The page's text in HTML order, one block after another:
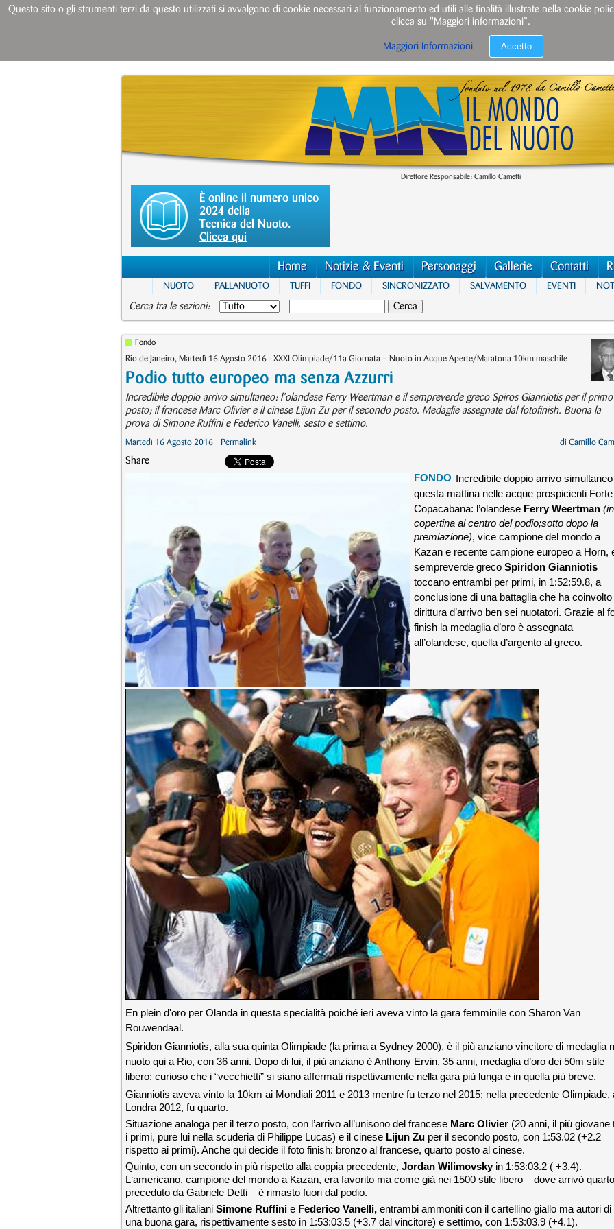
Direttore Responsabile: Camillo Cametti
È online il numero unico
2024 della
Tecnica del Nuoto.
Clicca qui
Home Notizie & Eventi Personaggi Gallerie Contatti
NUOTO PALLANUOTO TUFFI FONDO SINCRONIZZATO SALVAMENTO EVENTI
Cerca tra le sezioni:
Fondo
Rio de Janeiro, Martedì 16 Agosto 2016 - XXXI Olimpiade/11a Giornata – Nuoto in Acque Aperte/Maratona 10km maschile
Podio tutto europeo ma senza Azzurri
Incredibile doppio arrivo simultaneo: l’olandese Ferry Weertman e il sempreverde greco Spiros Gianniotis per il primo
posto; il francese Marc Olivier e il cinese Lijun Zu per il secondo posto. Medaglie assegnate dal fotofinish. Buona la
prova di Simone Ruffini e Federico Vanelli, sesto e settimo.
Martedì 16 Agosto 2016 Permalink di Camillo
Share
FONDO Incredibile doppio arrivo simultaneo
questa mattina nelle acque prospicienti Forte
Copacabana: l’olandese Ferry Weertman (in
copertina al centro del podio;sotto dopo la
premiazione), vice campione del mondo a
Kazan e recente campione europeo a Horn,
sempreverde greco Spiridon Gianniotis
toccano entrambi per primi, in 1:52:59.8, a
conclusione di una battaglia che ha coinvolto
dirittura d’arrivo ben sei nuotatori. Grazie al
finish la medaglia d’oro è assegnata
all’olandese, quella d’argento al greco.
En plein d'oro per Olanda in questa specialità poiché ieri aveva vinto la gara femminile con Sharon Van
Rouwendaal.
Spiridon Gianniotis, alla sua quinta Olimpiade (la prima a Sydney 2000), è il più anziano vincitore di medaglia
nuoto qui a Rio, con 36 anni. Dopo di lui, il più anziano è Anthony Ervin, 35 anni, medaglia d’oro dei 50m stile
libero: curioso che i “vecchietti” si siano affermati rispettivamente nella gara più lunga e in quella più breve.
Gianniotis aveva vinto la 10km ai Mondiali 2011 e 2013 mentre fu terzo nel 2015; nella precedente Olimpiade,
Londra 2012, fu quarto.
Situazione analoga per il terzo posto, con l’arrivo all’unisono del francese Marc Olivier (20 anni, il più giovane
i primi, pure lui nella scuderia di Philippe Lucas) e il cinese Lijun Zu per il secondo posto, con 1:53.02 (+2.2
rispetto ai primi). Anche qui decide il foto finish: bronzo al francese, quarto posto al cinese.
Quinto, con un secondo in più rispetto alla coppia precedente, Jordan Wilimovsky in 1:53:03.2 ( +3.4).
L‘americano, campione del mondo a Kazan, era favorito ma come già nei 1500 stile libero – dove arrivò quarto
preceduto da Gabriele Detti – è rimasto fuori dal podio.
Altrettanto gli italiani Simone Ruffini e Federico Vanelli, entrambi ammoniti con il cartellino giallo ma autori di
una buona gara, rispettivamente sesto in 1:53:03.5 (+3.7 dal vincitore) e settimo, con 1:53:03.9 (+4.1).
Questo sito o gli strumenti terzi da questo utilizzati si avvalgono di cookie necessari al funzionamento ed utili alle finalità illustrate nella cookie
clicca su "Maggiori informazioni”.
Maggiori Informazioni Accetto